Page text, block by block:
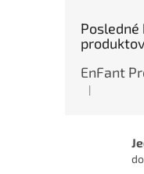
Posledné
produktov
Hodnotenie
|